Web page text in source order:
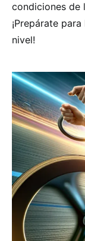
condiciones de
¡Prepárate
nivel!